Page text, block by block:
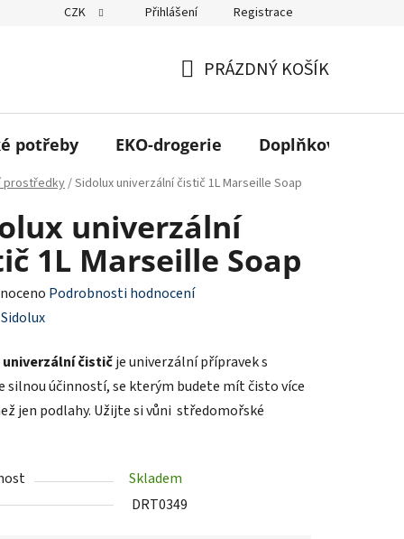
odběr ZDARMA Kontakt Obchodní podmínky
CZK Přihlášení Registrace
KOŠÍK
PRÁZDNÝ KOŠÍK
potřeby EKO-drogerie Doplňkový
prostředky/Sidolux univerzální čistič 1L Marseille Soap
univerzální
1L Marseille Soap
Podrobnosti hodnocení
Sidolux
čističje univerzální přípravek s
silnou účinností, se kterým budete mít čisto více
jen podlahy. Užijte si vůni středomořské
Skladem
DRT0349